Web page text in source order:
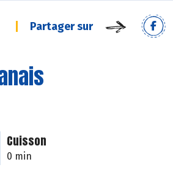
Partager sur
Cuisson
0 min